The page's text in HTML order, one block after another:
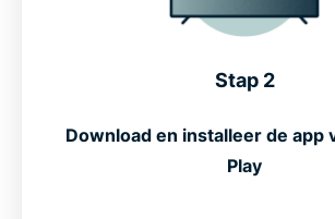
Stap 2
Download en installeer de app
Play